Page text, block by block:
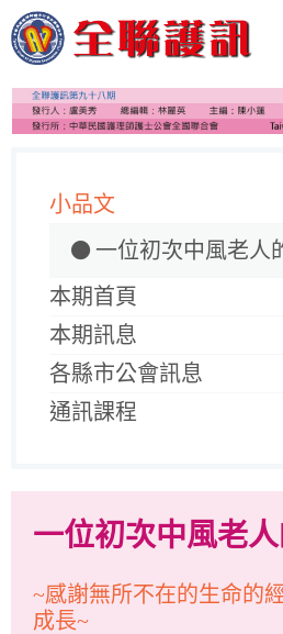
小品文
一位初次中風老人
本期首頁
本期訊息
各縣市公會訊息
通訊課程
一位初次中風老
~感謝無所不在的生命的
成長~